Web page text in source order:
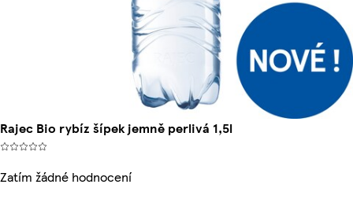
Rajec Bio rybíz šípek jemně perlivá 1,5l
Zatím žádné hodnocení